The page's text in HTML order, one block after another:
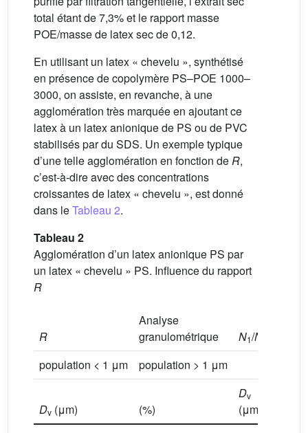
total étant de 7,3% et le rapport masse
POE/masse de latex sec de 0,12.
En utilisant un latex « chevelu », synthétisé
en présence de copolymère PS–POE 1000–
3000, on assiste, en revanche, à une
agglomération très marquée en ajoutant ce
latex à un latex anionique de PS ou de PVC
stabilisés par du SDS. Un exemple typique
d’une telle agglomération en fonction deR,
c’est-à-dire avec des concentrations
croissantes de latex « chevelu », est donné
dans leTableau 2.
Tableau 2
Agglomération d’un latex anionique PS par
un latex « chevelu » PS. Influence du rapport
R
R
Analyse
granulométrique
N1/N
population < 1 μm
population > 1 μm
Dv (μm) (%)
Dv
(μm)